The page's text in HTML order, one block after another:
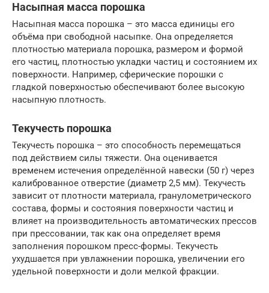
Насыпная масса порошка
Насыпная масса порошка – это масса единицы его
объёма при свободной насыпке. Она определяется
плотностью материала порошка, размером и формой
его частиц, плотностью укладки частиц и состоянием их
поверхности. Например, сферические порошки с
гладкой поверхностью обеспечивают более высокую
насыпную плотность.
Текучесть порошка
Текучесть порошка – это способность перемещаться
под действием силы тяжести. Она оценивается
временем истечения определённой навески (50 г) через
калиброванное отверстие (диаметр 2,5 мм). Текучесть
зависит от плотности материала, гранулометрического
состава, формы и состояния поверхности частиц и
влияет на производительность автоматических прессов
при прессовании, так как она определяет время
заполнения порошком пресс-формы. Текучесть
ухудшается при увлажнении порошка, увеличении его
удельной поверхности и доли мелкой фракции.